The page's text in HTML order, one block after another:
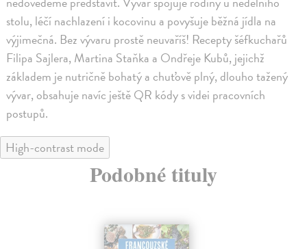
stolu, léčí nachlazení i kocovinu a povyšuje běžná jídla na
výjimečná. Bez vývaru prostě neuvaříš! Recepty šéfkuchařů
Filipa Sajlera, Martina Staňka a Ondřeje Kubů, jejichž
základem je nutričně bohatý a chuťově plný, dlouho tažený
vývar, obsahuje navíc ještě QR kódy s videi pracovních
postupů.
High-contrast mode
Podobné tituly